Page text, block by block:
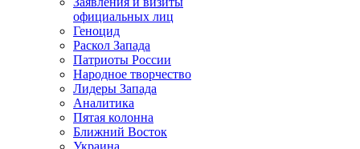
официальных лиц
Геноцид
Раскол Запада
Патриоты России
Народное творчество
Лидеры Запада
Аналитика
Пятая колонна
Ближний Восток
Украина